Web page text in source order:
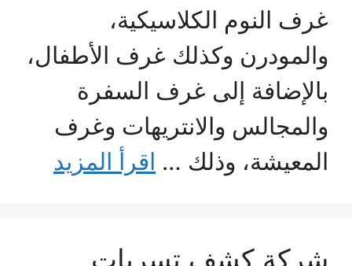
غرف النوم الكلاسيكية،
والمودرن وكذلك غرف الأطفال،
بالإضافة إلى غرف السفرة
والمجالس والانتريهات وغرف
المعيشة، وذلك … اقرأ المزيد
شركة كشف تسربات